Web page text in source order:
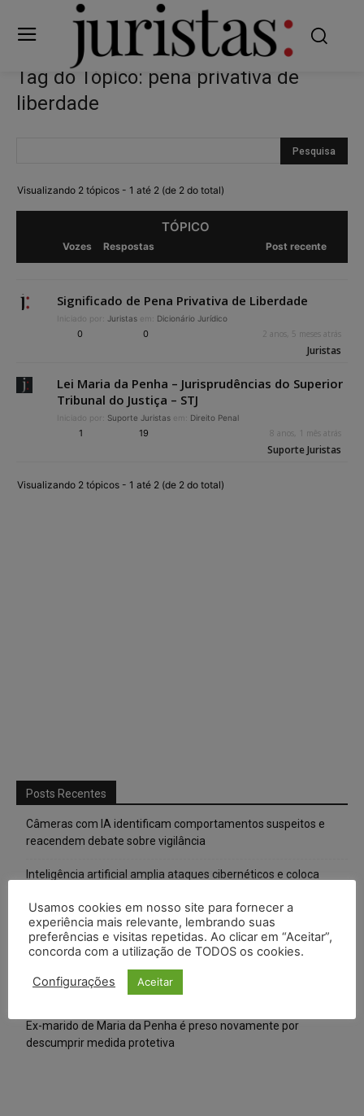
Tag do Tópico: pena privativa de
liberdade
Visualizando 2 tópicos - 1 até 2 (de 2 do total)
TÓPICO
Vozes Respostas Post recente
Significado de Pena Privativa de Liberdade
Iniciado por: Juristas em: Dicionário Jurídico
0 0 2 anos, 5 meses atrás
Juristas
Lei Maria da Penha – Jurisprudências do Superior
Tribunal do Justiça – STJ
Iniciado por: Suporte Juristas em: Direito Penal
1 19 8 anos, 1 mês atrás
Suporte Juristas
Visualizando 2 tópicos - 1 até 2 (de 2 do total)
Posts Recentes
Câmeras com IA identificam comportamentos suspeitos e
reacendem debate sobre vigilância
Inteligência artificial amplia ataques cibernéticos e coloca
Nova lei aumenta penas para crimes de violência sexual contra
crianças e adolescentes na internet
Alemanha planeja reformar “minijobs” e ampliar contribuição
previdenciária
Ex-marido de Maria da Penha é preso novamente por
descumprir medida protetiva
Usamos cookies em nosso site para fornecer a
experiência mais relevante, lembrando suas
preferências e visitas repetidas. Ao clicar em “Aceitar”,
concorda com a utilização de TODOS os cookies.
Configurações Aceitar